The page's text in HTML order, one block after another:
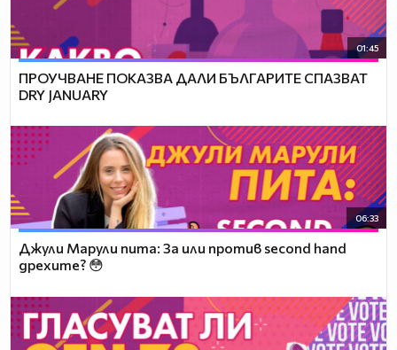
01:45
ПРОУЧВАНЕ ПОКАЗВА ДАЛИ БЪЛГАРИТЕ СПАЗВАТ
DRY JANUARY
06:33
Джули Марули пита: За или против second hand
дрехите? 😳